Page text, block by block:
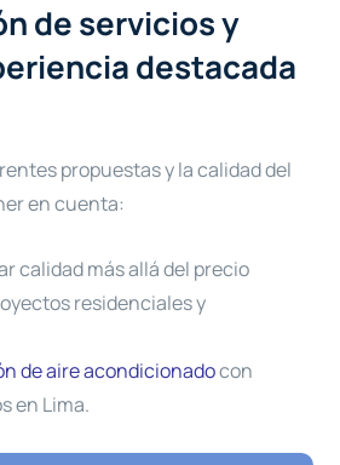
de servicios y
destacada
propuestas y la calidad del
en cuenta:
calidad más allá del precio
residenciales y
de aire acondicionadocon
en Lima.